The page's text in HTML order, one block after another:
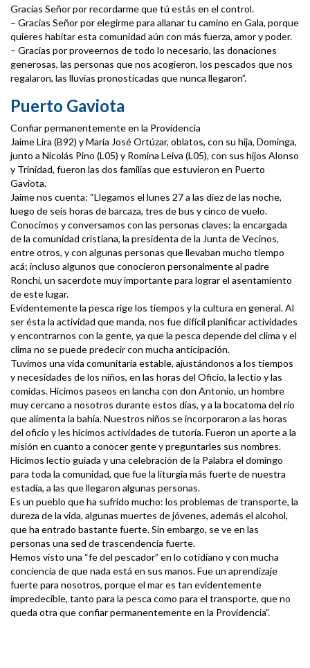
Gracias Señor por recordarme que tú estás en el control.
– Gracias Señor por elegirme para allanar tu camino en Gala, porque
quieres habitar esta comunidad aún con más fuerza, amor y poder.
– Gracias por proveernos de todo lo necesario, las donaciones
generosas, las personas que nos acogieron, los pescados que nos
regalaron, las lluvias pronosticadas que nunca llegaron”.
Puerto Gaviota
Confiar permanentemente en la Providencia
Jaime Lira (B92) y María José Ortúzar, oblatos, con su hija, Dominga,
junto a Nicolás Pino (L05) y Romina Leiva (L05), con sus hijos Alonso
y Trinidad, fueron las dos familias que estuvieron en Puerto
Gaviota.
Jaime nos cuenta: “Llegamos el lunes 27 a las diez de las noche,
luego de seis horas de barcaza, tres de bus y cinco de vuelo.
Conocimos y conversamos con las personas claves: la encargada
de la comunidad cristiana, la presidenta de la Junta de Vecinos,
entre otros, y con algunas personas que llevaban mucho tiempo
acá; incluso algunos que conocieron personalmente al padre
Ronchi, un sacerdote muy importante para lograr el asentamiento
de este lugar.
Evidentemente la pesca rige los tiempos y la cultura en general. Al
ser ésta la actividad que manda, nos fue difícil planificar actividades
y encontrarnos con la gente, ya que la pesca depende del clima y el
clima no se puede predecir con mucha anticipación.
Tuvimos una vida comunitaria estable, ajustándonos a los tiempos
y necesidades de los niños, en las horas del Oficio, la lectio y las
comidas. Hicimos paseos en lancha con don Antonio, un hombre
muy cercano a nosotros durante estos días, y a la bocatoma del rio
que alimenta la bahía. Nuestros niños se incorporaron a las horas
del oficio y les hicimos actividades de tutoría. Fueron un aporte a la
misión en cuanto a conocer gente y preguntarles sus nombres.
Hicimos lectio guiada y una celebración de la Palabra el domingo
para toda la comunidad, que fue la liturgia más fuerte de nuestra
estadía, a las que llegaron algunas personas.
Es un pueblo que ha sufrido mucho: los problemas de transporte, la
dureza de la vida, algunas muertes de jóvenes, además el alcohol,
que ha entrado bastante fuerte. Sin embargo, se ve en las
personas una sed de trascendencia fuerte.
Hemos visto una “fe del pescador” en lo cotidiano y con mucha
conciencia de que nada está en sus manos. Fue un aprendizaje
fuerte para nosotros, porque el mar es tan evidentemente
impredecible, tanto para la pesca como para el transporte, que no
queda otra que confiar permanentemente en la Providencia”.